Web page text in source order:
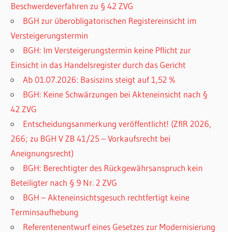
Beschwerdeverfahren zu § 42 ZVG
BGH zur überobligatorischen Registereinsicht im
Versteigerungstermin
BGH: Im Versteigerungstermin keine Pflicht zur
Einsicht in das Handelsregister durch das Gericht
Ab 01.07.2026: Basiszins steigt auf 1,52 %
BGH: Keine Schwärzungen bei Akteneinsicht nach §
42 ZVG
Entscheidungsanmerkung veröffentlicht! (ZfIR 2026,
266; zu BGH V ZB 41/25 – Vorkaufsrecht bei
Aneignungsrecht)
BGH: Berechtigter des Rückgewährsanspruch kein
Beteiligter nach § 9 Nr. 2 ZVG
BGH – Akteneinsichtsgesuch rechtfertigt keine
Terminsaufhebung
Referentenentwurf eines Gesetzes zur Modernisierung